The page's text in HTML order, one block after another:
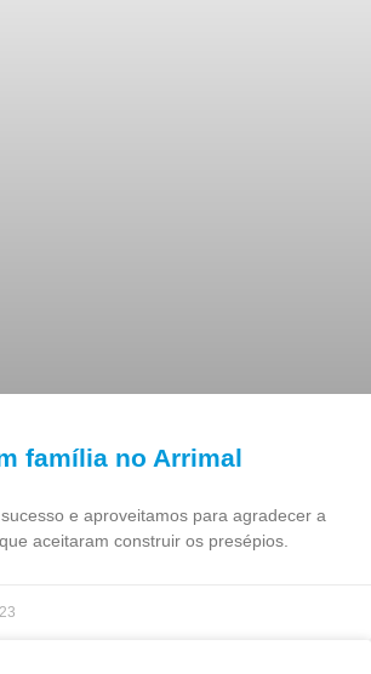
família no Arrimal
e aproveitamos para agradecer a
aceitaram construir os presépios.